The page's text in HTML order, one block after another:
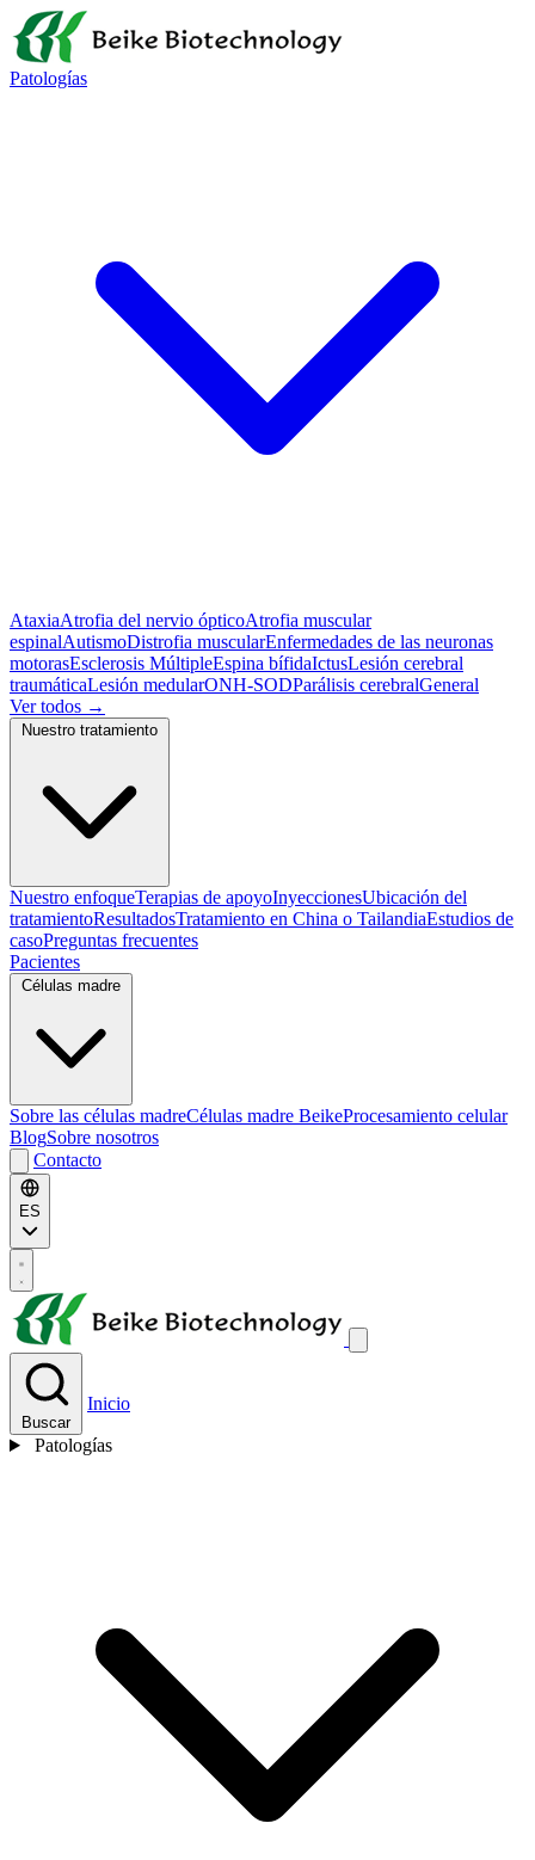
Patologías
AtaxiaAtrofia del nervio ópticoAtrofia muscular
espinalAutismoDistrofia muscularEnfermedades de las neuronas
motorasEsclerosis MúltipleEspina bífidaIctusLesión cerebral
traumáticaLesión medularONH-SODParálisis cerebralGeneral
Ver todos →
Nuestro enfoqueTerapias de apoyoInyeccionesUbicación del
tratamientoResultadosTratamiento en China o TailandiaEstudios de
casoPreguntas frecuentes
Pacientes
Sobre las células madreCélulas madre BeikeProcesamiento celular
BlogSobre nosotros
Contacto
ES
Buscar
Inicio
Patologías